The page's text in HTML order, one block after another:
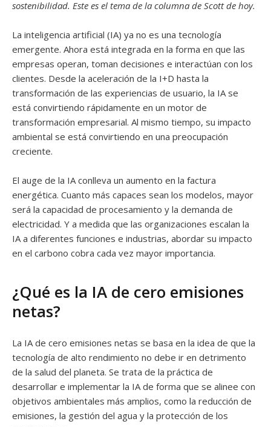
sostenibilidad. Este es el tema de la columna de Scott de hoy.
La inteligencia artificial (IA) ya no es una tecnología
emergente. Ahora está integrada en la forma en que las
empresas operan, toman decisiones e interactúan con los
clientes. Desde la aceleración de la I+D hasta la
transformación de las experiencias de usuario, la IA se
está convirtiendo rápidamente en un motor de
transformación empresarial. Al mismo tiempo, su impacto
ambiental se está convirtiendo en una preocupación
creciente.
El auge de la IA conlleva un aumento en la factura
energética. Cuanto más capaces sean los modelos, mayor
será la capacidad de procesamiento y la demanda de
electricidad. Y a medida que las organizaciones escalan la
IA a diferentes funciones e industrias, abordar su impacto
en el carbono cobra cada vez mayor importancia.
¿Qué es la IA de cero emisiones
netas?
La IA de cero emisiones netas se basa en la idea de que la
tecnología de alto rendimiento no debe ir en detrimento
de la salud del planeta. Se trata de la práctica de
desarrollar e implementar la IA de forma que se alinee con
objetivos ambientales más amplios, como la reducción de
emisiones, la gestión del agua y la protección de los